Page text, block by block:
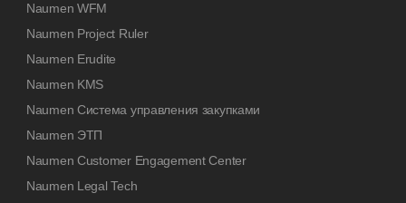
Naumen WFM
Naumen Project Ruler
Naumen Erudite
Naumen KMS
Naumen Система управления закупками
Naumen ЭТП
Naumen Customer Engagement Center
Naumen Legal Tech